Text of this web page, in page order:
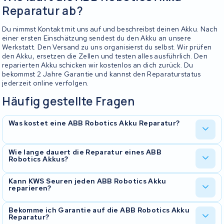
Reparatur ab?
Du nimmst Kontakt mit uns auf und beschreibst deinen Akku. Nach
einer ersten Einschätzung sendest du den Akku an unsere
Werkstatt. Den Versand zu uns organisierst du selbst. Wir prüfen
den Akku, ersetzen die Zellen und testen alles ausführlich. Den
reparierten Akku schicken wir kostenlos an dich zurück. Du
bekommst 2 Jahre Garantie und kannst den Reparaturstatus
jederzeit online verfolgen.
Häufig gestellte Fragen
Was kostet eine ABB Robotics Akku Reparatur?
Die Kosten hängen vom Akkutyp und dem Umfang der Reparatur
ab. Da ABB Robotics Akkus individuell geprüft werden, erstellen
wir nach Eingang ein Angebot. Eine Revision ist in der Regel
deutlich günstiger als ein neuer Originalakku.
Wie lange dauert die Reparatur eines ABB
Robotics Akkus?
Die Dauer hängt vom Akkutyp und der Verfügbarkeit der
passenden Zellen ab. In vielen Fällen ist die Reparatur innerhalb
weniger Werktage erledigt. Den aktuellen Status kannst du
jederzeit online über unser Real-Time Tracking verfolgen.
Kann KWS Seuren jeden ABB Robotics Akku
reparieren?
Wir prüfen jeden Akku individuell. In den meisten Fällen ist eine
Revision möglich. Nimm am besten vorher Kontakt mit uns auf,
Bekomme ich Garantie auf die ABB Robotics Akku
Reparatur?